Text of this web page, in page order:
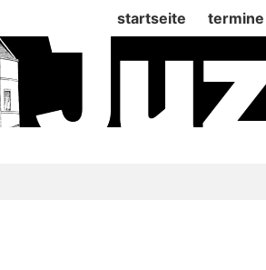
startseite termine